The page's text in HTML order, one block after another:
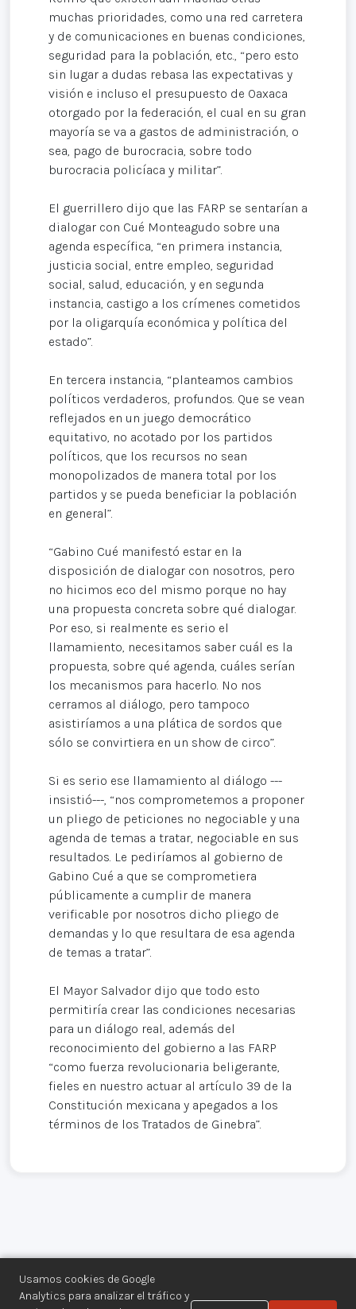
Usamos cookies de Google
Analytics para analizar el tráfico y
muchas prioridades, como una red carretera
y de comunicaciones en buenas condiciones,
seguridad para la población, etc., “pero esto
sin lugar a dudas rebasa las expectativas y
visión e incluso el presupuesto de Oaxaca
otorgado por la federación, el cual en su gran
mayoría se va a gastos de administración, o
sea, pago de burocracia, sobre todo
burocracia policíaca y militar”.
El guerrillero dijo que las FARP se sentarían a
dialogar con Cué Monteagudo sobre una
agenda específica, “en primera instancia,
justicia social, entre empleo, seguridad
social, salud, educación, y en segunda
instancia, castigo a los crímenes cometidos
por la oligarquía económica y política del
estado”.
En tercera instancia, “planteamos cambios
políticos verdaderos, profundos. Que se vean
reflejados en un juego democrático
equitativo, no acotado por los partidos
políticos, que los recursos no sean
monopolizados de manera total por los
partidos y se pueda beneficiar la población
en general”.
“Gabino Cué manifestó estar en la
disposición de dialogar con nosotros, pero
no hicimos eco del mismo porque no hay
una propuesta concreta sobre qué dialogar.
Por eso, si realmente es serio el
llamamiento, necesitamos saber cuál es la
propuesta, sobre qué agenda, cuáles serían
los mecanismos para hacerlo. No nos
cerramos al diálogo, pero tampoco
asistiríamos a una plática de sordos que
sólo se convirtiera en un show de circo”.
Si es serio ese llamamiento al diálogo ---
insistió---, “nos comprometemos a proponer
un pliego de peticiones no negociable y una
agenda de temas a tratar, negociable en sus
resultados. Le pediríamos al gobierno de
Gabino Cué a que se comprometiera
públicamente a cumplir de manera
verificable por nosotros dicho pliego de
demandas y lo que resultara de esa agenda
de temas a tratar”.
El Mayor Salvador dijo que todo esto
permitiría crear las condiciones necesarias
para un diálogo real, además del
reconocimiento del gobierno a las FARP
“como fuerza revolucionaria beligerante,
fieles en nuestro actuar al artículo 39 de la
Constitución mexicana y apegados a los
términos de los Tratados de Ginebra”.